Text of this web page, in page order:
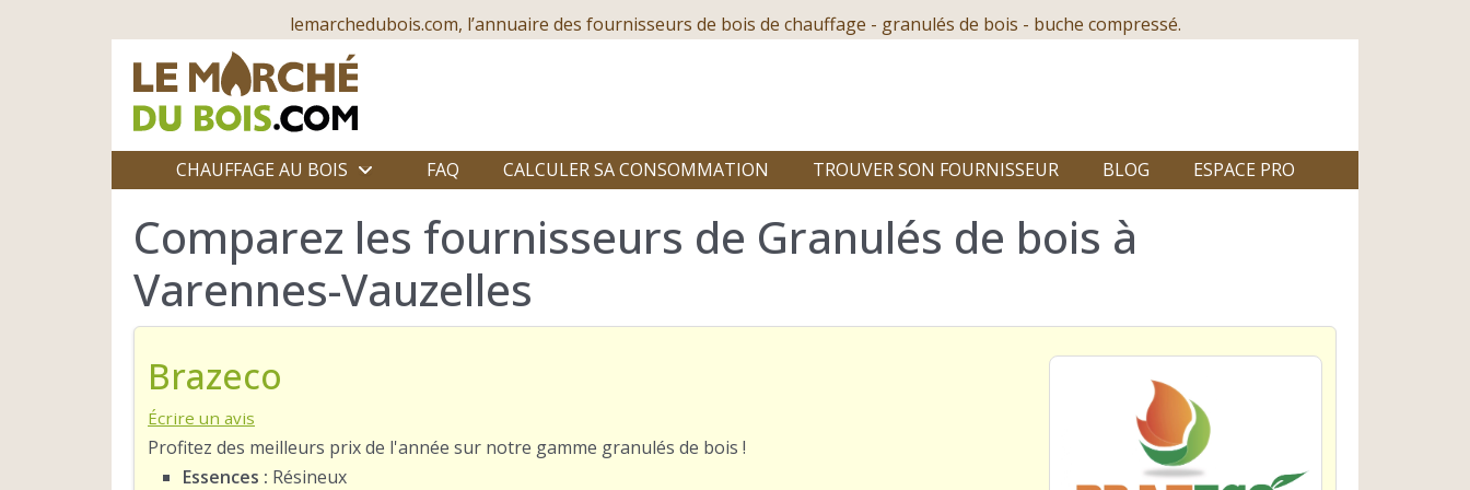
lemarchedubois.com, l’annuaire des fournisseurs de bois de chauffage - granulés de bois - buche compressé.
CHAUFFAGE AU BOIS FAQ CALCULER SA CONSOMMATION TROUVER SON FOURNISSEUR BLOG ESPACE PRO
Comparez les fournisseurs de Granulés de bois à
Varennes-Vauzelles
Brazeco
Écrire un avis
Profitez des meilleurs prix de l'année sur notre gamme granulés de bois !
Essences : Résineux